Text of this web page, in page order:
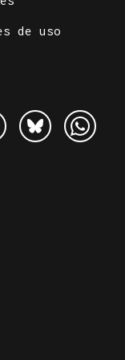
de uso